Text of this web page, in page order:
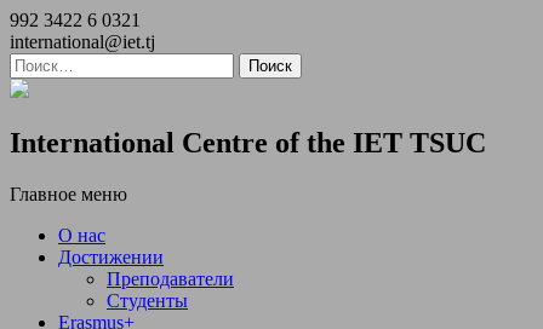
992 3422 6 0321
international@iet.tj
International Centre of the IET TSUC
Главное меню
О нас
Достижении
Преподаватели
Студенты
Erasmus+